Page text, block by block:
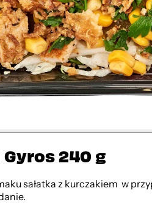
Gyros 240 g
sałatka z kurczakiem w